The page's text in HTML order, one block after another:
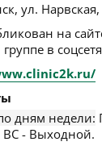
, ул.
на
в
дням недели:
ВС - Выходной.